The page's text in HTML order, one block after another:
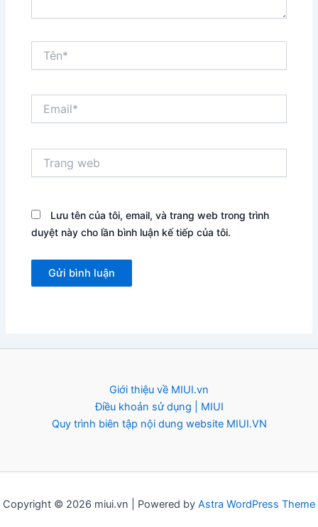
web
Lưu tên của tôi, email, và trang web trong trình
duyệt này cho lần bình luận kế tiếp của tôi.
Giới thiệu về MIUI.vn
Điều khoản sử dụng | MIUI
Quy trình biên tập nội dung website MIUI.VN
Copyright © 2026 miui.vn | Powered by Astra WordPress Theme